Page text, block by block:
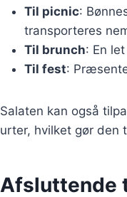
Til picnic:
transporteres
Til brunch: En
Til fest:
Salaten kan også
urter, hvilket gør den
Afsluttende